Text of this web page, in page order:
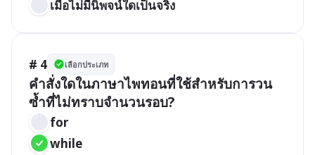
เมื่อไม่มีนิพจน์ใดเป็นจริง
# 4 เลือกประเภท
คำสั่งใดในภาษาไพทอนที่ใช้สำหรับการวน
ซ้ำที่ไม่ทราบจำนวนรอบ?
for
while